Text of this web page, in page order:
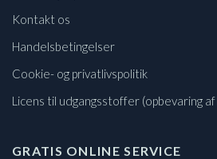
Kontakt os
Handelsbetingelser
Cookie- og privatlivspolitik
Licens til udgangsstoffer (opbevaring
GRATIS ONLINE SERVICE